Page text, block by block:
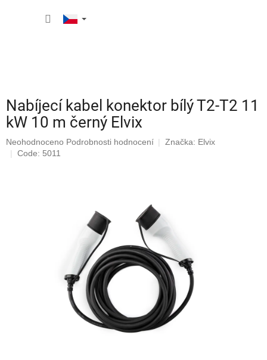
Nabíjecí kabel konektor bílý T2-T2 11
kW 10 m černý Elvix
Průměrné
hodnocení
Neohodnoceno Podrobnosti hodnocení Značka: Elvix
Code: 5011